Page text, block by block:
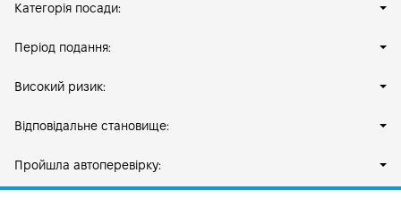
Категорія посади:
Період подання:
Високий ризик:
Відповідальне становище:
Пройшла автоперевірку: